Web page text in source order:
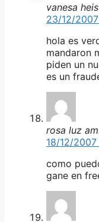
vanesa heis
23/12/
hola es
mandaron
piden un
es un
rosa luz
18/12/
como
gane en